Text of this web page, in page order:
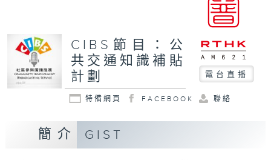
CIBS節目：公
共交通知識補貼
計劃
電台直播
特備網頁 FACEBOOK 聯絡
簡介 GIST